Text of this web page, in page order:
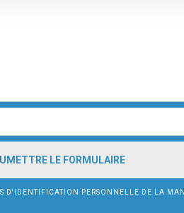
D'IDENTIFICATION PERSONNELLE DE LA